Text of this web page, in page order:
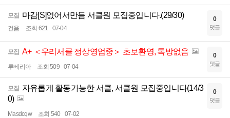
모집 마감[S]없어서만듬 서클원 모집중입니다.(29/30)
건음 조회 621 07-04
0
댓글
모집 A+ ＜우리서클 정상영업중＞ 초보환영, 톡방없음
루베리아 조회 509 07-04
0
댓글
모집 자유롭게 활동가능한 서클, 서클원 모집중입니다(14/3
0)
Masdcqw 조회 540 07-02
0
댓글